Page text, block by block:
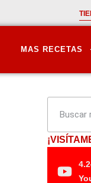
MAS RECETAS